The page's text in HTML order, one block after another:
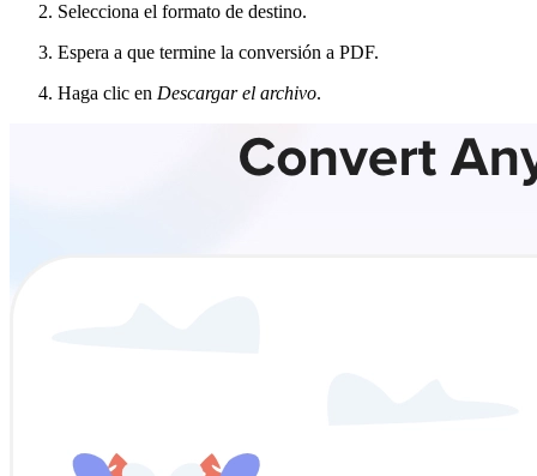
Selecciona el formato de destino.
Espera a que termine la conversión a PDF.
Haga clic en Descargar el archivo.